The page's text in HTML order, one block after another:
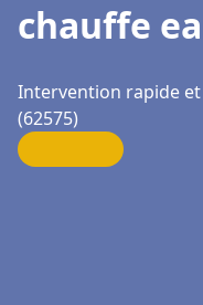
chauffe
Intervention rapide
(62575)